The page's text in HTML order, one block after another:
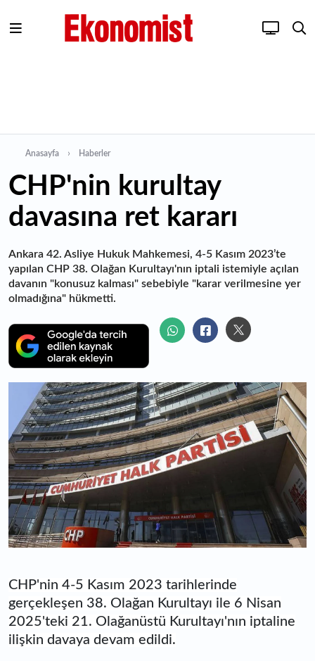
Anasayfa Haberler
CHP'nin kurultay
davasına ret kararı
Ankara 42. Asliye Hukuk Mahkemesi, 4-5 Kasım 2023’te
yapılan CHP 38. Olağan Kurultayı'nın iptali istemiyle açılan
davanın "konusuz kalması" sebebiyle "karar verilmesine yer
olmadığına" hükmetti.
CHP'nin 4-5 Kasım 2023 tarihlerinde
gerçekleşen 38. Olağan Kurultayı ile 6 Nisan
2025'teki 21. Olağanüstü Kurultayı'nın iptaline
ilişkin davaya devam edildi.